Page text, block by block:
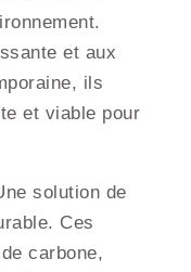
et aux
ils
et viable pour
solution de
Ces
carbone,